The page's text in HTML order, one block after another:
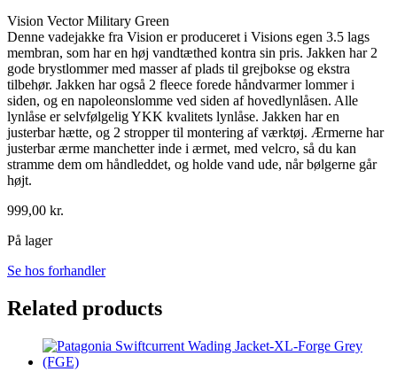
Vision Vector Military Green
Denne vadejakke fra Vision er produceret i Visions egen 3.5 lags
membran, som har en høj vandtæthed kontra sin pris. Jakken har 2
gode brystlommer med masser af plads til grejbokse og ekstra
tilbehør. Jakken har også 2 fleece forede håndvarmer lommer i
siden, og en napoleonslomme ved siden af hovedlynlåsen. Alle
lynlåse er selvfølgelig YKK kvalitets lynlåse. Jakken har en
justerbar hætte, og 2 stropper til montering af værktøj. Ærmerne har
justerbar ærme manchetter inde i ærmet, med velcro, så du kan
stramme dem om håndleddet, og holde vand ude, når bølgerne går
højt.
999,00 kr.
På lager
Se hos forhandler
Related products